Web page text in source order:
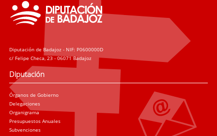
Diputación de Badajoz - NIF: P0600000D
c/ Felipe Checa, 23 - 06071 Badajoz
Diputación
Órganos de Gobierno
Delegaciones
Organigrama
Presupuestos Anuales
Subvenciones